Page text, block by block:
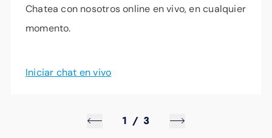
Chatea con nosotros online en vivo, en cualquier
momento.
Iniciar chat en vivo
1 / 3